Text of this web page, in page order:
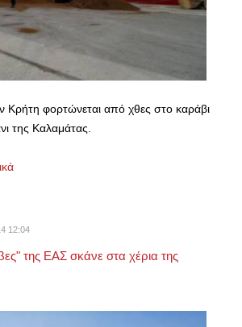
Κρήτη φορτώνεται από χθες στο καράβι
της Καλαμάτας.
12:04
της ΕΑΣ σκάνε στα χέρια της